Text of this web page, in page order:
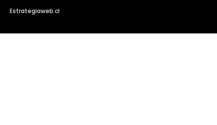
Estrategiaweb.cl